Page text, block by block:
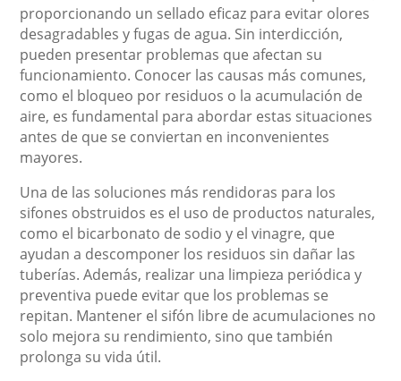
proporcionando un sellado eficaz para evitar olores
desagradables y fugas de agua. Sin interdicción,
pueden presentar problemas que afectan su
funcionamiento. Conocer las causas más comunes,
como el bloqueo por residuos o la acumulación de
aire, es fundamental para abordar estas situaciones
antes de que se conviertan en inconvenientes
mayores.
Una de las soluciones más rendidoras para los
sifones obstruidos es el uso de productos naturales,
como el bicarbonato de sodio y el vinagre, que
ayudan a descomponer los residuos sin dañar las
tuberías. Además, realizar una limpieza periódica y
preventiva puede evitar que los problemas se
repitan. Mantener el sifón libre de acumulaciones no
solo mejora su rendimiento, sino que también
prolonga su vida útil.